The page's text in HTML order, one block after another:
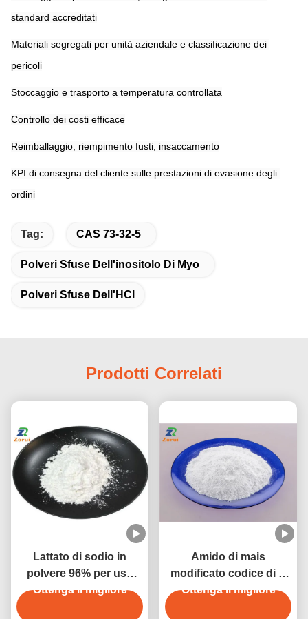
standard accreditati
Materiali segregati per unità aziendale e classificazione dei
pericoli
Stoccaggio e trasporto a temperatura controllata
Controllo dei costi efficace
Reimballaggio, riempimento fusti, insaccamento
KPI di consegna del cliente sulle prestazioni di evasione degli
ordini
Tag: CAS 73-32-5
Polveri Sfuse Dell'inositolo Di Myo
Polveri Sfuse Dell'HCl
Prodotti Correlati
Lattato di sodio in
polvere 96% per uso
alimentare Conservante
Ottenga il migliore
Amido di mais
modificato codice di E
E1412/E1414/E1422/E1442
Ottenga il migliore